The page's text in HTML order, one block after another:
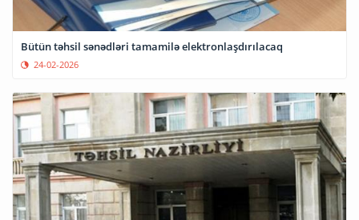
Bütün təhsil sənədləri tamamilə elektronlaşdırılacaq
24-02-2026